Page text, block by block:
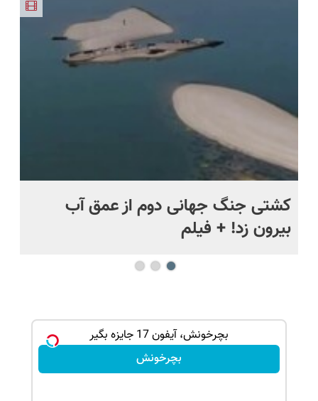
اقساطی 💳
📍 تهران
بخرش!🔥
همین الان
سفارش بده
کشتی‌ جنگ جهانی دوم از عمق آب
بیرون زد! + فیلم
بچرخونش، آیفون 17 جایزه بگیر
بچرخونش